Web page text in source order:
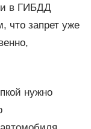
в ГИБДД
что запрет уже
нужно